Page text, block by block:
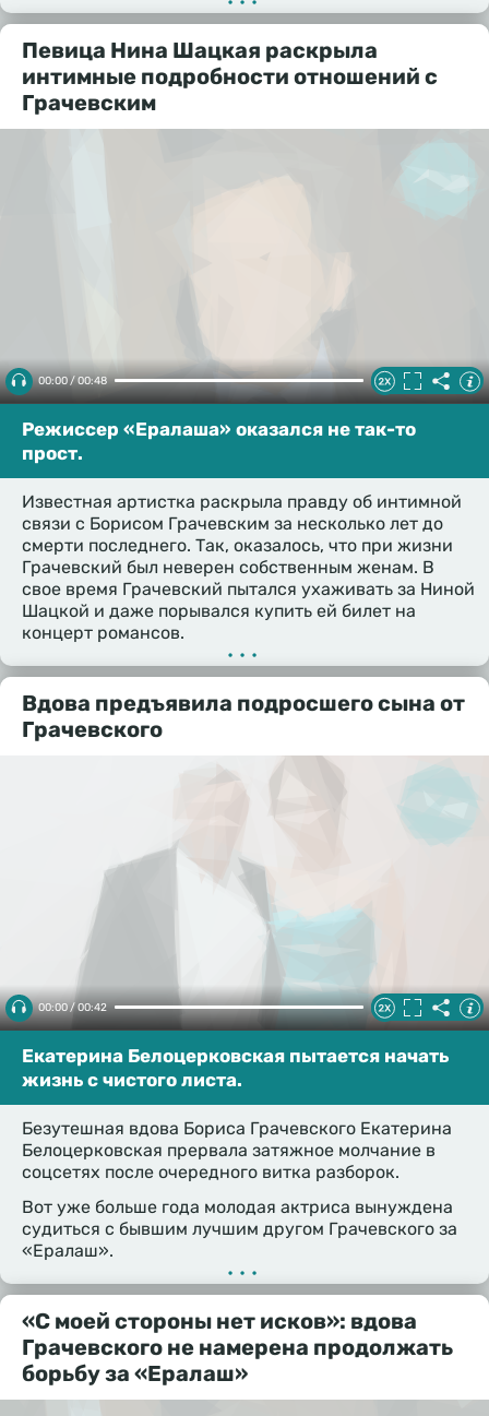
Певица Нина Шацкая раскрыла
интимные подробности отношений с
Грачевским
00:00 / 00:48
Режиссер «Ералаша» оказался не так-то
прост.
Известная артистка раскрыла правду об интимной
связи с Борисом Грачевским за несколько лет до
смерти последнего. Так, оказалось, что при жизни
Грачевский был неверен собственным женам. В
свое время Грачевский пытался ухаживать за Ниной
Шацкой и даже порывался купить ей билет на
концерт романсов.
•••
Вдова предъявила подросшего сына от
Грачевского
00:00 / 00:42
Екатерина Белоцерковская пытается начать
жизнь с чистого листа.
Безутешная вдова Бориса Грачевского Екатерина
Белоцерковская прервала затяжное молчание в
соцсетях после очередного витка разборок.
Вот уже больше года молодая актриса вынуждена
судиться с бывшим лучшим другом Грачевского за
«Ералаш».
•••
«С моей стороны нет исков»: вдова
Грачевского не намерена продолжать
борьбу за «Ералаш»